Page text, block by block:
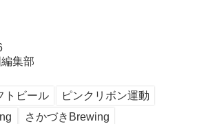
集部
トビール
ピンクリボン運動
さかづきBrewing